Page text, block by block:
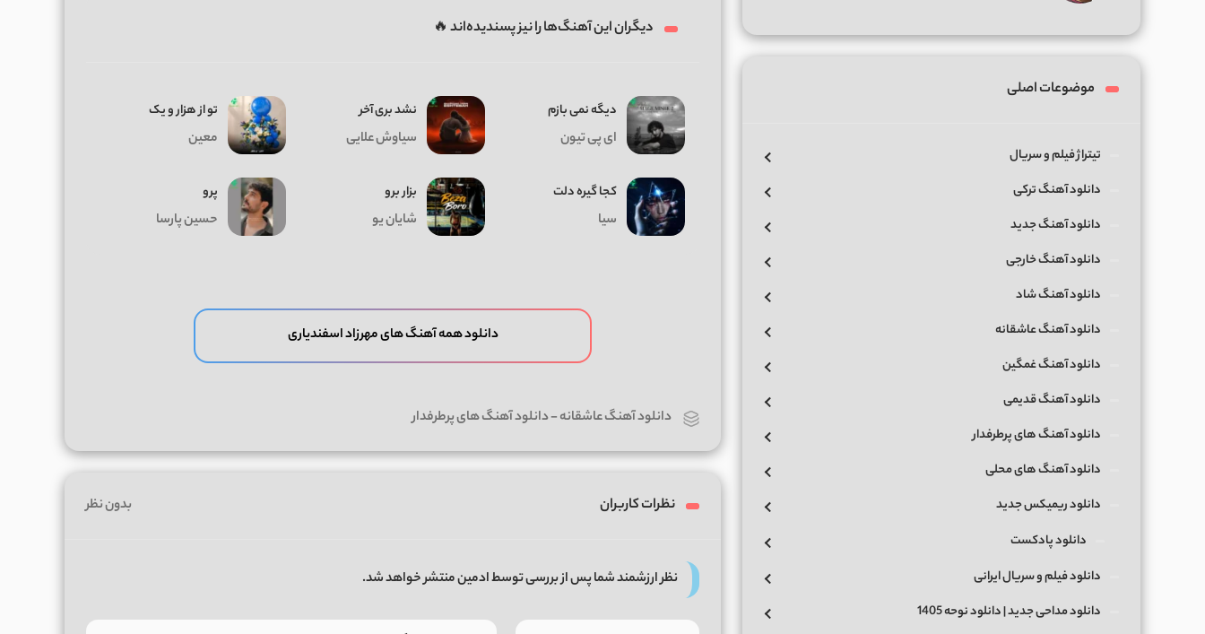
دیگران این آهنگ‌ها را نیز پسندیده‌اند 🔥
دیگه نمی بازم
ای پی تیون
نشد بری آخر
سیاوش علایی
تو از هزار و یک
معین
کجا گیره دلت
سیا
بزار برو
شایان یو
پرو
حسین پارسا
دانلود همه آهنگ های مهرزاد اسفندیاری
دانلود آهنگ عاشقانه-دانلود آهنگ های پرطرفدار
نظرات کاربران بدون نظر
نظر ارزشمند شما پس از بررسی توسط ادمین منتشر خواهد شد.
موضوعات اصلی
تیتراژ فیلم و سریال
دانلود آهنگ ترکی
دانلود آهنگ جدید
دانلود آهنگ خارجی
دانلود آهنگ شاد
دانلود آهنگ عاشقانه
دانلود آهنگ غمگین
دانلود آهنگ قدیمی
دانلود آهنگ های پرطرفدار
دانلود آهنگ های محلی
دانلود ریمیکس جدید
دانلود پادکست
دانلود فیلم و سریال ایرانی
دانلود مداحی جدید | دانلود نوحه 1405